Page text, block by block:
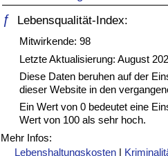
ƒ Lebensqualität-Index:
Mitwirkende: 98
Letzte Aktualisierung: August
Diese Daten beruhen auf der
dieser Website in den
Ein Wert von 0 bedeutet eine
Wert von 100 als sehr hoch.
Mehr Infos:
Lebenshaltungskosten |
Gesundheitsversorgungs-
Gesundheitsversorgungs-
Umweltverschmutzung
Umweltverschmutzungs-